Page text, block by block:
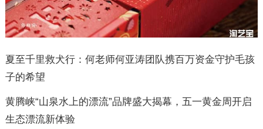
夏至千里救犬行：何老师何亚涛团队携百万资金守护毛孩
子的希望
黄腾峡“山泉水上的漂流”品牌盛大揭幕，五一黄金周开启
生态漂流新体验